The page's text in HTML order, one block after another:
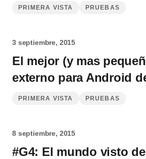
PRIMERA VISTA PRUEBAS
3 septiembre, 2015
El mejor (y mas
externo para Android
PRIMERA VISTA PRUEBAS
8 septiembre, 2015
#G4: El mundo visto